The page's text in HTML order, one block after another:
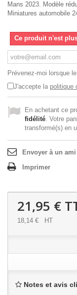
Mans 2023. Modèle
Miniatures automobile
Ce produit n'est
Prévenez-moi lorsque
J'accepte la politique
En achetant ce
fidélité. Votre
transformé(s) en
Envoyer à un ami
Imprimer
21,95 €
18,14 € HT
Notes et avis